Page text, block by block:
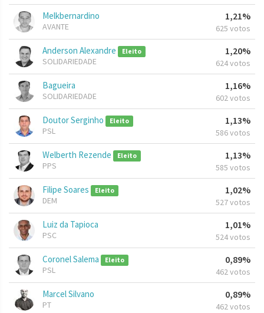
Melkbernardino
AVANTE
1,21%
625 votos
Anderson Alexandre Eleito
SOLIDARIEDADE
1,20%
624 votos
Bagueira
SOLIDARIEDADE
1,16%
602 votos
Doutor Serginho Eleito
PSL
1,13%
586 votos
Welberth Rezende Eleito
PPS
1,13%
585 votos
Filipe Soares Eleito
DEM
1,02%
527 votos
Luiz da Tapioca
PSC
1,01%
524 votos
Coronel Salema Eleito
PSL
0,89%
462 votos
Marcel Silvano
PT
0,89%
462 votos